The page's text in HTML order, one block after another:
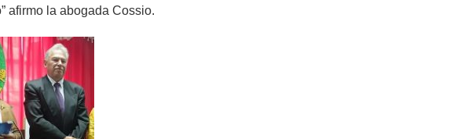
afirmo la abogada Cossio.